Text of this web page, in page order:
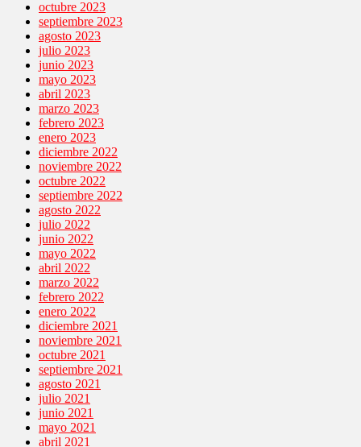
octubre 2023
septiembre 2023
agosto 2023
julio 2023
junio 2023
mayo 2023
abril 2023
marzo 2023
febrero 2023
enero 2023
diciembre 2022
noviembre 2022
octubre 2022
septiembre 2022
agosto 2022
julio 2022
junio 2022
mayo 2022
abril 2022
marzo 2022
febrero 2022
enero 2022
diciembre 2021
noviembre 2021
octubre 2021
septiembre 2021
agosto 2021
julio 2021
junio 2021
mayo 2021
abril 2021